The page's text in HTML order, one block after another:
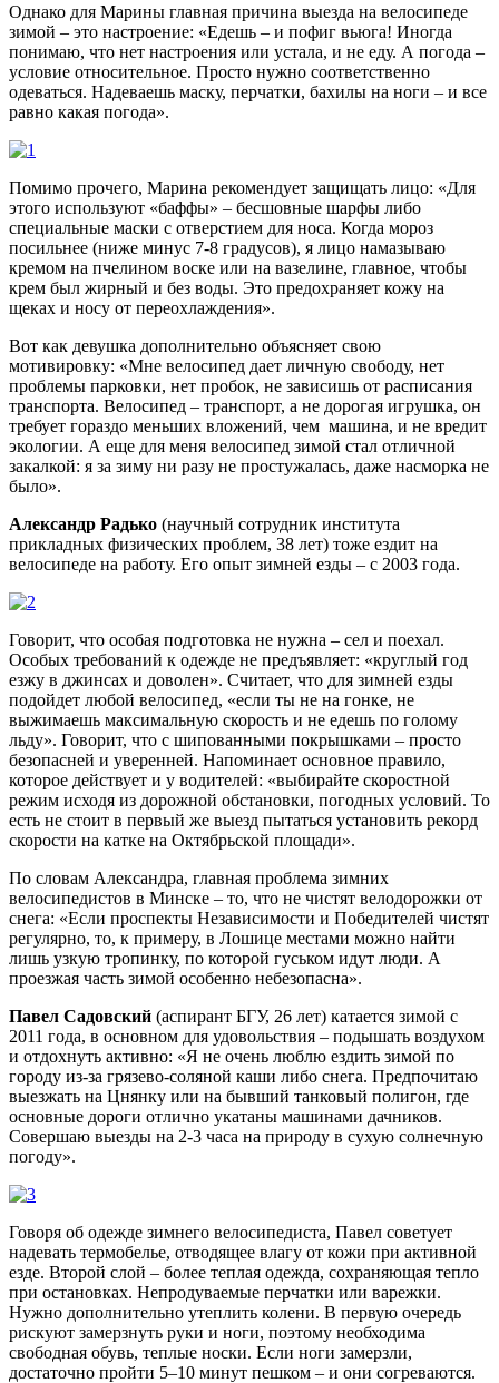
Однако для Марины главная причина выезда на велосипеде
зимой – это настроение: «Едешь – и пофиг вьюга! Иногда
понимаю, что нет настроения или устала, и не еду. А погода –
условие относительное. Просто нужно соответственно
одеваться. Надеваешь маску, перчатки, бахилы на ноги – и все
равно какая погода».
Помимо прочего, Марина рекомендует защищать лицо: «Для
этого используют «баффы» – бесшовные шарфы либо
специальные маски с отверстием для носа. Когда мороз
посильнее (ниже минус 7-8 градусов), я лицо намазываю
кремом на пчелином воске или на вазелине, главное, чтобы
крем был жирный и без воды. Это предохраняет кожу на
щеках и носу от переохлаждения».
Вот как девушка дополнительно объясняет свою
мотивировку: «Мне велосипед дает личную свободу, нет
проблемы парковки, нет пробок, не зависишь от расписания
транспорта. Велосипед – транспорт, а не дорогая игрушка, он
требует гораздо меньших вложений, чем машина, и не вредит
экологии. А еще для меня велосипед зимой стал отличной
закалкой: я за зиму ни разу не простужалась, даже насморка не
было».
Александр Радько (научный сотрудник института
прикладных физических проблем, 38 лет) тоже ездит на
велосипеде на работу. Его опыт зимней езды – с 2003 года.
Говорит, что особая подготовка не нужна – сел и поехал.
Особых требований к одежде не предъявляет: «круглый год
езжу в джинсах и доволен». Считает, что для зимней езды
подойдет любой велосипед, «если ты не на гонке, не
выжимаешь максимальную скорость и не едешь по голому
льду». Говорит, что с шипованными покрышками – просто
безопасней и уверенней. Напоминает основное правило,
которое действует и у водителей: «выбирайте скоростной
режим исходя из дорожной обстановки, погодных условий. То
есть не стоит в первый же выезд пытаться установить рекорд
скорости на катке на Октябрьской площади».
По словам Александра, главная проблема зимних
велосипедистов в Минске – то, что не чистят велодорожки от
снега: «Если проспекты Независимости и Победителей чистят
регулярно, то, к примеру, в Лошице местами можно найти
лишь узкую тропинку, по которой гуськом идут люди. А
проезжая часть зимой особенно небезопасна».
Павел Садовский (аспирант БГУ, 26 лет) катается зимой с
2011 года, в основном для удовольствия – подышать воздухом
и отдохнуть активно: «Я не очень люблю ездить зимой по
городу из-за грязево-соляной каши либо снега. Предпочитаю
выезжать на Цнянку или на бывший танковый полигон, где
основные дороги отлично укатаны машинами дачников.
Совершаю выезды на 2-3 часа на природу в сухую солнечную
погоду».
Говоря об одежде зимнего велосипедиста, Павел советует
надевать термобелье, отводящее влагу от кожи при активной
езде. Второй слой – более теплая одежда, сохраняющая тепло
при остановках. Непродуваемые перчатки или варежки.
Нужно дополнительно утеплить колени. В первую очередь
рискуют замерзнуть руки и ноги, поэтому необходима
свободная обувь, теплые носки. Если ноги замерзли,
достаточно пройти 5–10 минут пешком – и они согреваются.